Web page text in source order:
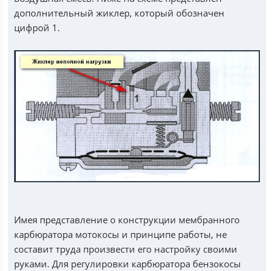
дополнительный жиклер, который обозначен
цифрой 1.
Имея представление о конструкции мембранного
карбюратора мотокосы и принципе работы, не
составит труда произвести его настройку своими
руками. Для регулировки карбюратора бензокосы